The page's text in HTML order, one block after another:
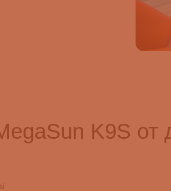
K9S от